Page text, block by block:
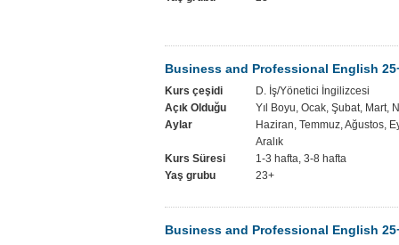
Business and Professional English
Kurs çeşidi
D. İş/Yönetici İngilizcesi
Açık Olduğu
Aylar
Yıl Boyu, Ocak, Şubat, Mart,
Haziran, Temmuz, Ağustos,
Aralık
Kurs Süresi
1-3 hafta, 3-8 hafta
Yaş grubu
23+
Business and Professional English